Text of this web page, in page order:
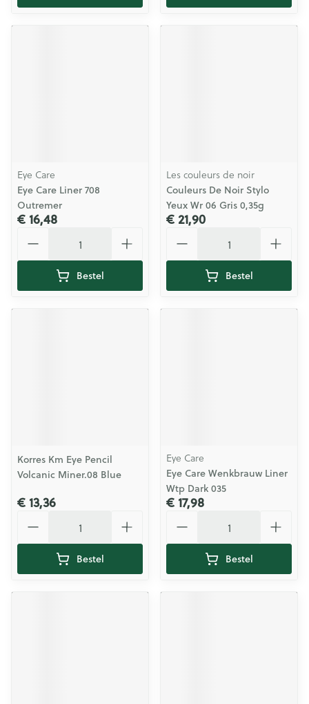
Eye Care
Eye Care Liner 708
Outremer
€ 16,48
Bestel
Les couleurs de noir
Couleurs De Noir Stylo
Yeux Wr 06 Gris 0,35g
€ 21,90
Bestel
Korres Km Eye Pencil
Volcanic Miner.08 Blue
€ 13,36
Bestel
Eye Care
Eye Care Wenkbrauw Liner
Wtp Dark 035
€ 17,98
Bestel